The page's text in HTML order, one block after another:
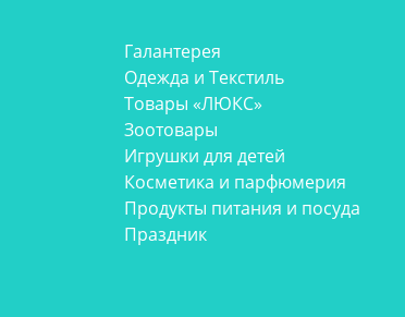
Галантерея
Одежда и Текстиль
Товары «ЛЮКС»
Зоотовары
Игрушки для детей
Косметика и парфюмерия
Продукты питания и посуда
Праздник